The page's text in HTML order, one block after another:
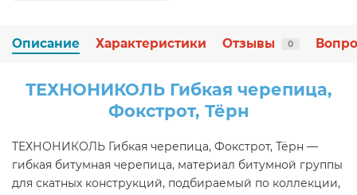
Описание Характеристики Отзывы 0
ТЕХНОНИКОЛЬ Гибкая черепица,
Фокстрот, Тёрн
ТЕХНОНИКОЛЬ Гибкая черепица, Фокстрот, Тёрн —
гибкая битумная черепица, материал битумной группы
для скатных конструкций, подбираемый по коллекции,